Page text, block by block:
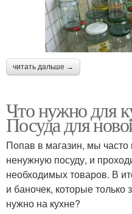
читать дальше →
Что нужно для
Посуда для
Попав в магазин, мы
ненужную посуду, и
необходимых товаров. В
и баночек, которые
нужно на кухне?